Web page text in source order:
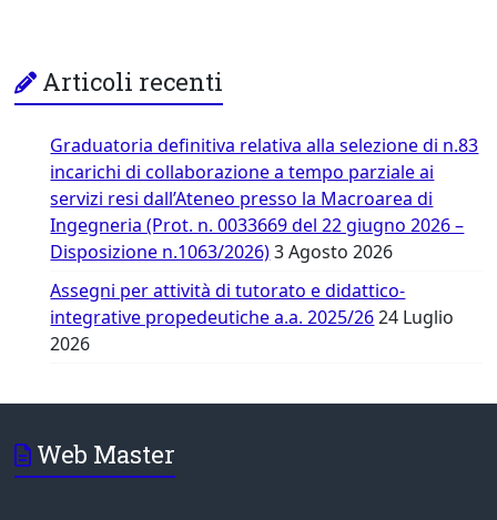
Articoli recenti
Graduatoria definitiva relativa alla selezione di n.83
incarichi di collaborazione a tempo parziale ai
servizi resi dall’Ateneo presso la Macroarea di
Ingegneria (Prot. n. 0033669 del 22 giugno 2026 –
Disposizione n.1063/2026) 3 Agosto 2026
Assegni per attività di tutorato e didattico-
integrative propedeutiche a.a. 2025/26 24 Luglio
2026
Web Master